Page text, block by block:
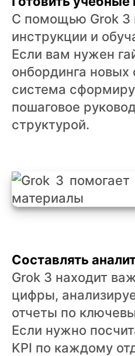
С помощью Grok 3
инструкции и
Если вам нужен
онбординга новых
система
пошаговое
структурой.
Составлять
Grok 3 находит
цифры,
отчеты по
Если нужно
KPI по каждому